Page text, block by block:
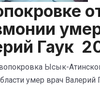
Гаук
Ысык-
умер врач Валерий